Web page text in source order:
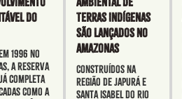
do
1996 no
a Reserva
completa
como a
Terras Indígenas
são lançados no
Amazonas
Construídos na
região de Japurá e
Santa Isabel do Rio